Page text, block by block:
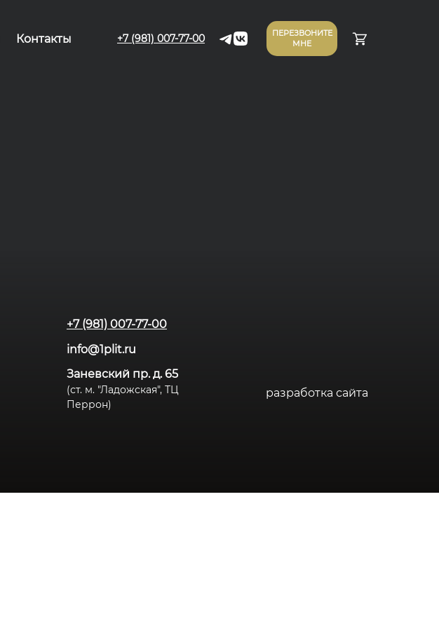
Контакты +7 (981) 007-77-00
ПЕРЕЗВОНИТЕ
МНЕ
+7 (981) 007-77-00
info@1plit.ru
Заневский пр. д. 65
(ст. м. "Ладожская", ТЦ
Перрон)
разработка сайта